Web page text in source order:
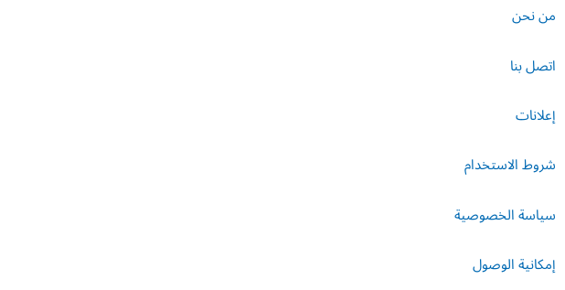
من نحن
اتصل بنا
إعلانات
شروط الاستخدام
سياسة الخصوصية
إمكانية الوصول